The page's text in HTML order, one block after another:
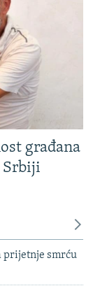
građana
Srbiji
prijetnje smrću